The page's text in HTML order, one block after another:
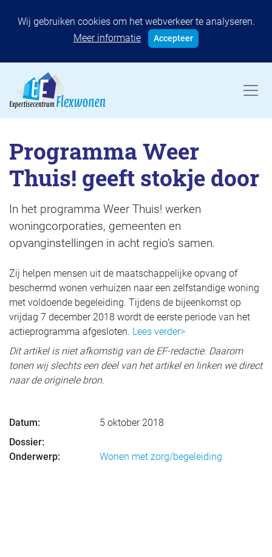
Wij gebruiken cookies om het webverkeer te analyseren.
Meer informatie
Accepteer
Programma Weer
Thuis! geeft stokje door
In het programma Weer Thuis! werken
woningcorporaties, gemeenten en
opvanginstellingen in acht regio’s samen.
Zij helpen mensen uit de maatschappelijke opvang of
beschermd wonen verhuizen naar een zelfstandige woning
met voldoende begeleiding. Tijdens de bijeenkomst op
vrijdag 7 december 2018 wordt de eerste periode van het
actieprogramma afgesloten. Lees verder>
Dit artikel is niet afkomstig van de EF-redactie. Daarom
tonen wij slechts een deel van het artikel en linken we direct
naar de originele bron.
Datum:
5 oktober 2018
Dossier:
Onderwerp:
Wonen met zorg/begeleiding